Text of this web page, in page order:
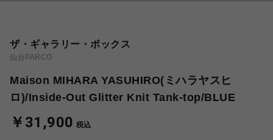
ザ・ギャラリー・ボックス
仙台PARCO
Maison MIHARA YASUHIRO(ミハラヤスヒ
ロ)/Inside-Out Glitter Knit Tank-top/BLUE
￥31,900 税込